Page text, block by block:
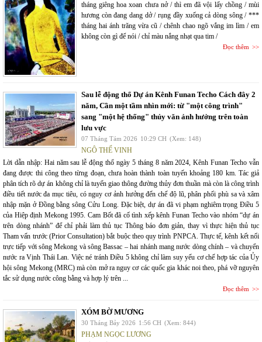
tháng giêng hoa xoan chưa nở / thì em đã vội lấy chồng / mùi
hương còn đang dang dở / rụng đầy xuống cả dòng sông / ***
tháng hai ánh trăng vừa cũ / chênh chao ngõ vắng im lìm / em
không còn gì để nói / chỉ màu nắng nhạt qua tim /
Đọc thêm
Sau lễ động thổ Dự án Kênh Funan Techo Cách đây 2
năm, Cần một tầm nhìn mới: từ "một công trình"
sang "một hệ thống" thủy văn ảnh hưởng trên toàn
lưu vực
07 Tháng Tám 2026 10:29 CH (Xem: 148)
NGÔ THẾ VINH
Lời dẫn nhập: Hai năm sau lễ động thổ ngày 5 tháng 8 năm 2024, Kênh Funan Techo vẫn
đang được thi công theo từng đoạn, chưa hoàn thành toàn tuyến khoảng 180 km. Tác giả
phân tích rõ dự án không chỉ là tuyến giao thông đường thủy đơn thuần mà còn là công trình
điều tiết nước đa mục tiêu, có nguy cơ ảnh hưởng đến chế độ lũ, phân phối phù sa và xâm
nhập mặn ở Đồng bằng sông Cửu Long. Đặc biệt, dự án đã vi phạm nghiêm trọng Điều 5
của Hiệp định Mekong 1995. Cam Bốt đã cố tình xếp kênh Funan Techo vào nhóm “dự án
trên dòng nhánh” để chỉ phải làm thủ tục Thông báo đơn giản, thay vì thực hiện thủ tục
Tham vấn trước (Prior Consultation) bắt buộc theo quy trình PNPCA. Thực tế, kênh kết nối
trực tiếp với sông Mekong và sông Bassac – hai nhánh mang nước dòng chính – và chuyển
nước ra Vịnh Thái Lan. Việc né tránh Điều 5 không chỉ làm suy yếu cơ chế hợp tác của Ủy
hội sông Mekong (MRC) mà còn mở ra nguy cơ các quốc gia khác noi theo, phá vỡ nguyên
tắc sử dụng nước công bằng và hợp lý trên ...
Đọc thêm
XÓM BỜ MƯƠNG
30 Tháng Bảy 2026 1:56 CH (Xem: 844)
PHẠM NGỌC LƯƠNG